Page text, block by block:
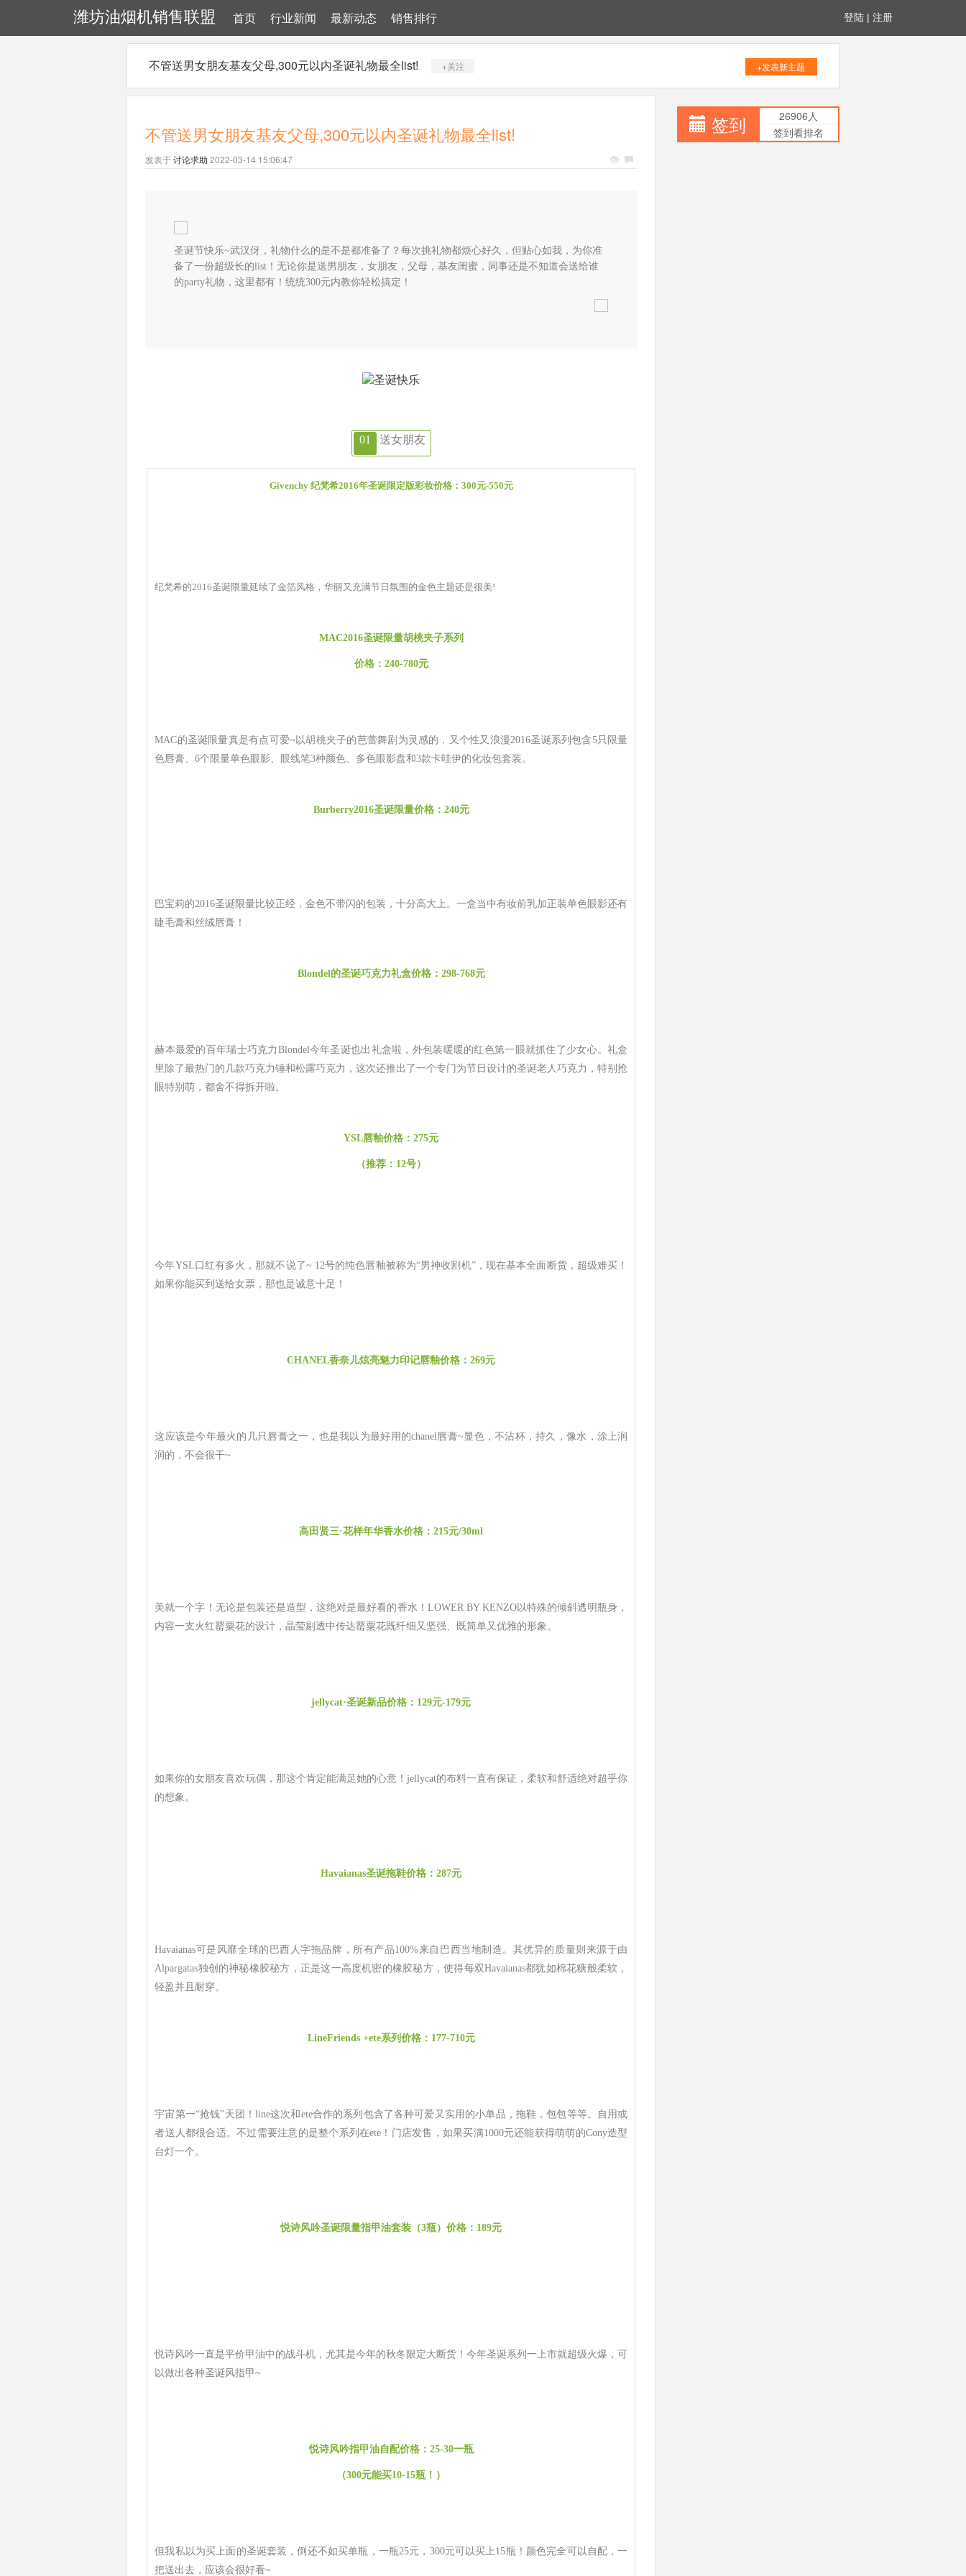
潍坊油烟机销售联盟 首页 行业新闻 最新动态 销售排行 登陆 | 注册
不管送男女朋友基友父母,300元以内圣诞礼物最全list! +关注 +发表新主题
不管送男女朋友基友父母,300元以内圣诞礼物最全list!
发表于讨论求助 2022-03-14 15:06:47
圣诞节快乐~武汉伢，礼物什么的是不是都准备了？每次挑礼物都烦心好久，但贴心如我，为你准
备了一份超级长的list！无论你是送男朋友，女朋友，父母，基友闺蜜，同事还是不知道会送给谁
的party礼物，这里都有！统统300元内教你轻松搞定！
01 送女朋友
Givenchy 纪梵希2016年圣诞限定版彩妆价格：300元-550元
纪梵希的2016圣诞限量延续了金箔风格，华丽又充满节日氛围的金色主题还是很美!
MAC2016圣诞限量胡桃夹子系列
价格：240-780元
MAC的圣诞限量真是有点可爱~以胡桃夹子的芭蕾舞剧为灵感的，又个性又浪漫2016圣诞系列包含5只限量
色唇膏、6个限量单色眼影、眼线笔3种颜色、多色眼影盘和3款卡哇伊的化妆包套装。
Burberry2016圣诞限量价格：240元
巴宝莉的2016圣诞限量比较正经，金色不带闪的包装，十分高大上。一盒当中有妆前乳加正装单色眼影还有
睫毛膏和丝绒唇膏！
Blondel的圣诞巧克力礼盒价格：298-768元
赫本最爱的百年瑞士巧克力Blondel今年圣诞也出礼盒啦，外包装暖暖的红色第一眼就抓住了少女心。礼盒
里除了最热门的几款巧克力锤和松露巧克力，这次还推出了一个专门为节日设计的圣诞老人巧克力，特别抢
眼特别萌，都舍不得拆开啦。
YSL唇釉价格：275元
（推荐：12号）
今年YSL口红有多火，那就不说了~ 12号的纯色唇釉被称为“男神收割机”，现在基本全面断货，超级难买！
如果你能买到送给女票，那也是诚意十足！
CHANEL香奈儿炫亮魅力印记唇釉价格：269元
这应该是今年最火的几只唇膏之一，也是我以为最好用的chanel唇膏~显色，不沾杯，持久，像水，涂上润
润的，不会很干~
高田贤三·花样年华香水价格：215元/30ml
美就一个字！无论是包装还是造型，这绝对是最好看的香水！LOWER BY KENZO以特殊的倾斜透明瓶身，
内容一支火红罂粟花的设计，晶莹剔透中传达罂粟花既纤细又坚强、既简单又优雅的形象。
jellycat·圣诞新品价格：129元-179元
如果你的女朋友喜欢玩偶，那这个肯定能满足她的心意！jellycat的布料一直有保证，柔软和舒适绝对超乎你
的想象。
Havaianas圣诞拖鞋价格：287元
Havaianas可是风靡全球的巴西人字拖品牌，所有产品100%来自巴西当地制造。其优异的质量则来源于由
Alpargatas独创的神秘橡胶秘方，正是这一高度机密的橡胶秘方，使得每双Havaianas都犹如棉花糖般柔软，
轻盈并且耐穿。
LineFriends +ete系列价格：177-710元
宇宙第一“抢钱”天团！line这次和ete合作的系列包含了各种可爱又实用的小单品，拖鞋，包包等等。自用或
者送人都很合适。不过需要注意的是整个系列在ete！门店发售，如果买满1000元还能获得萌萌的Cony造型
台灯一个。
悦诗风吟圣诞限量指甲油套装（3瓶）价格：189元
悦诗风吟一直是平价甲油中的战斗机，尤其是今年的秋冬限定大断货！今年圣诞系列一上市就超级火爆，可
以做出各种圣诞风指甲~
悦诗风吟指甲油自配价格：25-30一瓶
（300元能买10-15瓶！）
但我私以为买上面的圣诞套装，倒还不如买单瓶，一瓶25元，300元可以买上15瓶！颜色完全可以自配，一
把送出去，应该会很好看~
签到
26906人
签到看排名